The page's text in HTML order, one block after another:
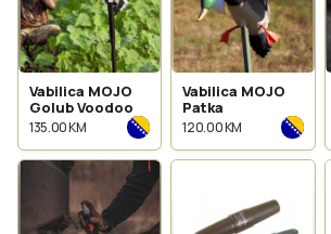
Vabilica MOJO
Golub Voodoo
135.00 KM
Vabilica MOJO
Patka
120.00 KM